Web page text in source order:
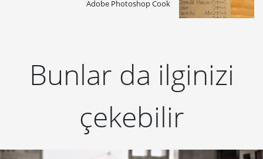
Adobe Photoshop Cook
Bunlar da ilginizi
çekebilir